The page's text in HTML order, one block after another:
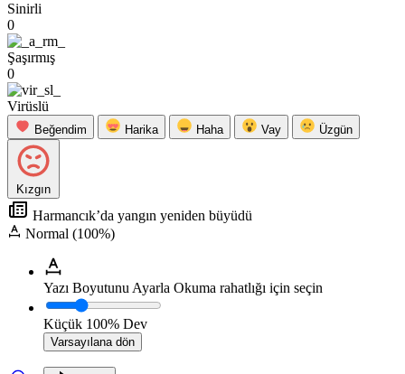
Sinirli
0
Şaşırmış
0
Virüslü
Beğendim Harika Haha Vay Üzgün
Kızgın
Harmancık’da yangın yeniden büyüdü
Normal (100%)
Yazı Boyutunu Ayarla Okuma rahatlığı için seçin
Küçük 100% Dev
Varsayılana dön